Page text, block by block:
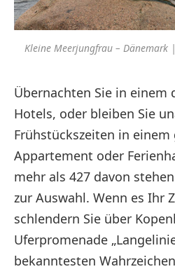
Kleine Meerjungfrau –
Übernachten Sie in einem
Hotels, oder bleiben Sie
Frühstückszeiten in
Appartement oder
mehr als 427 davon
zur Auswahl. Wenn es Ihr
schlendern Sie über
Uferpromenade
bekanntesten